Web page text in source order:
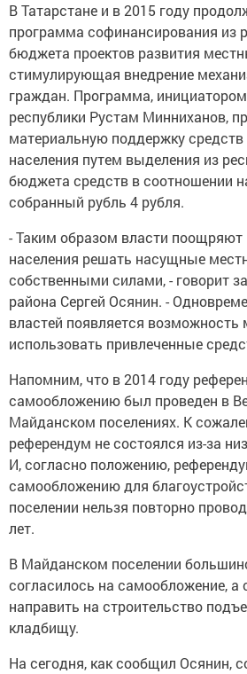
В Татарстане и в 2015 году
программа софинансирования из
бюджета проектов развития
стимулирующая внедрение
граждан. Программа,
республики Рустам Минниханов,
материальную поддержку
населения путем выделения из
бюджета средств в соотношении
собранный рубль 4 рубля.
- Таким образом власти поощряют
населения решать насущные
собственными силами, - говорит
района Сергей Осянин. -
властей появляется
использовать привлеченные
Напомним, что в 2014 году
самообложению был проведен в
Майданском поселениях. К
референдум не состоялся из-за
И, согласно положению,
самообложению для
поселении нельзя повторно
лет.
В Майданском поселении
согласилось на самообложение, а
направить на строительство
кладбищу.
На сегодня, как сообщил Осянин,